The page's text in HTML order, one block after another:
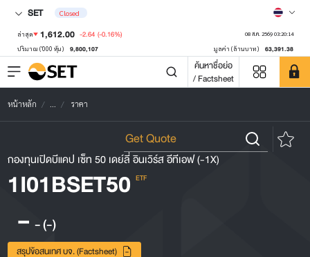
SET Closed
ล่าสุด 1,612.00 -2.64 (-0.16%) 08 ส.ค. 2569 03:20:14
ปริมาณ ('000 หุ้น) 9,800,107 มูลค่า (ล้านบาท) 63,391.38
ค้นหาชื่อย่อ
/ Factsheet
หน้าหลัก ... ราคา
กองทุนเปิดบีแคป เซ็ท 50 เดย์ลี่ อินเวิร์ส อีทีเอฟ (-1X)
1I01BSET50 ETF
- -(-)
สรุปข้อสนเทศ บจ. (Factsheet)